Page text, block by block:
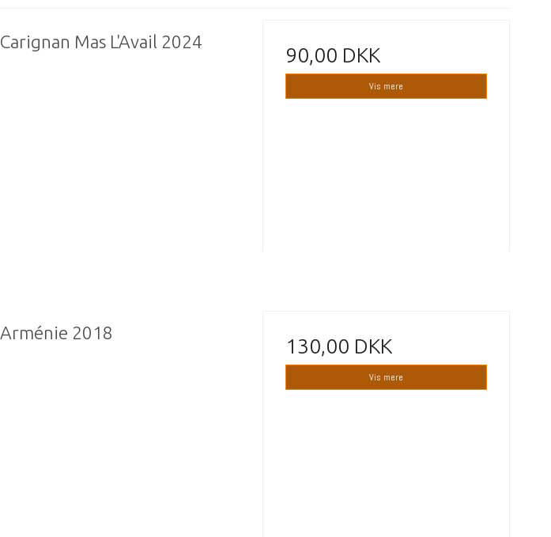
Carignan Mas L'Avail 2024
90,00 DKK
Vis mere
Arménie 2018
130,00 DKK
Vis mere